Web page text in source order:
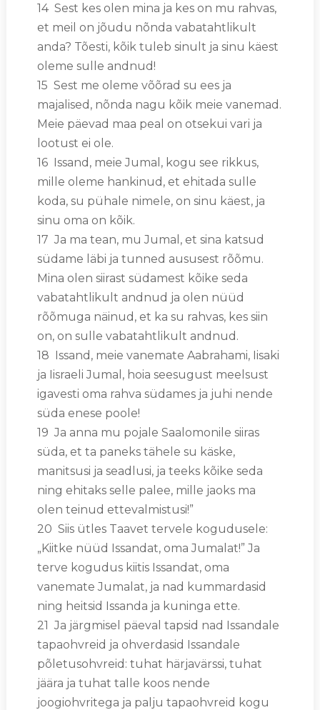
14 Sest kes olen mina ja kes on mu rahvas,
et meil on jõudu nõnda vabatahtlikult
anda? Tõesti, kõik tuleb sinult ja sinu käest
oleme sulle andnud!
15 Sest me oleme võõrad su ees ja
majalised, nõnda nagu kõik meie vanemad.
Meie päevad maa peal on otsekui vari ja
lootust ei ole.
16 Issand, meie Jumal, kogu see rikkus,
mille oleme hankinud, et ehitada sulle
koda, su pühale nimele, on sinu käest, ja
sinu oma on kõik.
17 Ja ma tean, mu Jumal, et sina katsud
südame läbi ja tunned aususest rõõmu.
Mina olen siirast südamest kõike seda
vabatahtlikult andnud ja olen nüüd
rõõmuga näinud, et ka su rahvas, kes siin
on, on sulle vabatahtlikult andnud.
18 Issand, meie vanemate Aabrahami, Iisaki
ja Iisraeli Jumal, hoia seesugust meelsust
igavesti oma rahva südames ja juhi nende
süda enese poole!
19 Ja anna mu pojale Saalomonile siiras
süda, et ta paneks tähele su käske,
manitsusi ja seadlusi, ja teeks kõike seda
ning ehitaks selle palee, mille jaoks ma
olen teinud ettevalmistusi!”
20 Siis ütles Taavet tervele kogudusele:
„Kiitke nüüd Issandat, oma Jumalat!” Ja
terve kogudus kiitis Issandat, oma
vanemate Jumalat, ja nad kummardasid
ning heitsid Issanda ja kuninga ette.
21 Ja järgmisel päeval tapsid nad Issandale
tapaohvreid ja ohverdasid Issandale
põletusohvreid: tuhat härjavärssi, tuhat
jäära ja tuhat talle koos nende
joogiohvritega ja palju tapaohvreid kogu